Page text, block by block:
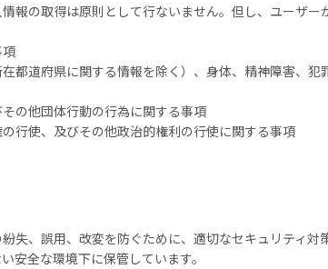
報の取得は原則として行ないません。但し、ユーザー
項
在都道府県に関する情報を除く）、身体、精神障害、
の他団体行動の行為に関する事項
行使、及びその他政治的権利の行使に関する事項
失、誤用、改変を防ぐために、適切なセキュリティ対
安全な環境下に保管しています。